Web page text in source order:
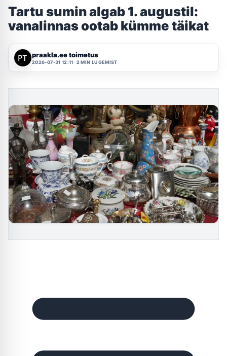
Tartu sumin algab 1. augustil:
vanalinnas ootab kümme täikat
praakla.ee toimetus
2026-07-31 12:11 2 MIN LUGEMIST